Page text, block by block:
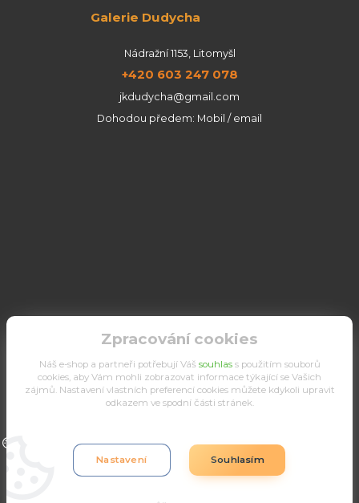
Galerie Dudycha
Nádražní 1153, Litomyšl
+420 603 247 078
jkdudycha@gmail.com
Dohodou předem: Mobil / email
Upravit sběr cookies.
Zpracování cookies
Náš e-shop a partneři potřebují Váš souhlass použitím souborů
cookies, aby Vám mohli zobrazovat informace týkající se Vašich
zájmů. Nastavení vlastních preferencí cookies můžete kdykoli upravit
odkazem ve spodní části stránek.
Nastavení Souhlasím